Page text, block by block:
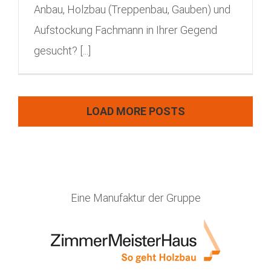
Anbau, Holzbau (Treppenbau, Gauben) und
Aufstockung Fachmann in Ihrer Gegend
gesucht? [...]
LOAD MORE POSTS
Eine Manufaktur der Gruppe